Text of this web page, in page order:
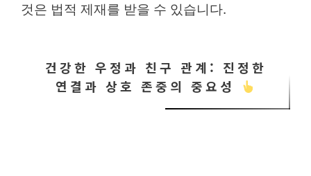
것은 법적 제재를 받을 수 있습니다.
건강한 우정과 친구 관계: 진정한
연결과 상호 존중의 중요성